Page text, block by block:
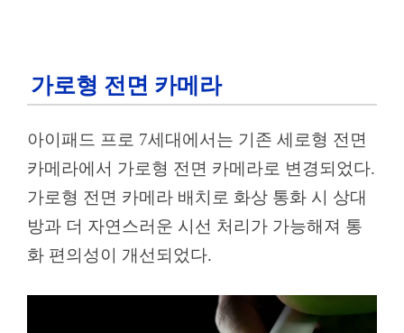
가로형 전면 카메라
아이패드 프로 7세대에서는 기존 세로형 전면
카메라에서 가로형 전면 카메라로 변경되었다.
가로형 전면 카메라 배치로 화상 통화 시 상대
방과 더 자연스러운 시선 처리가 가능해져 통
화 편의성이 개선되었다.